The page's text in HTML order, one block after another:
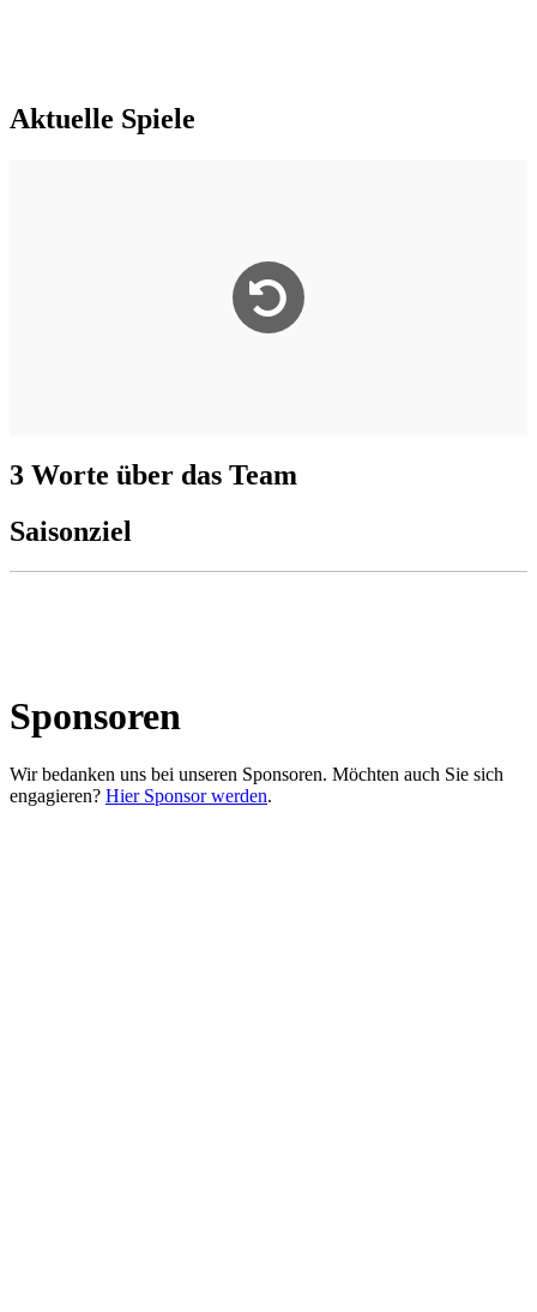
Aktuelle Spiele
3 Worte über das Team
Saisonziel
Sponsoren
Wir bedanken uns bei unseren Sponsoren. Möchten auch Sie sich
engagieren? Hier Sponsor werden.